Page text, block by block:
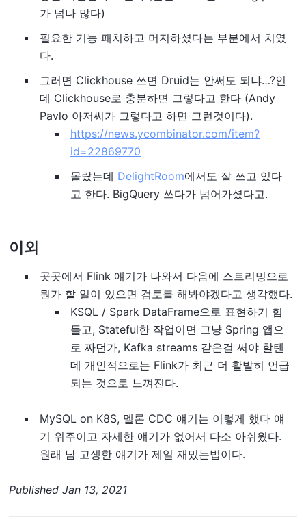
가 넘나 많다)
필요한 기능 패치하고 머지하셨다는 부분에서 치였
다.
그러면 Clickhouse 쓰면 Druid는 안써도 되냐…?인
데 Clickhouse로 충분하면 그렇다고 한다 (Andy
Pavlo 아저씨가 그렇다고 하면 그런것이다).
https://news.ycombinator.com/item?
id=22869770
몰랐는데 DelightRoom에서도 잘 쓰고 있다
고 한다. BigQuery 쓰다가 넘어가셨다고.
이외
곳곳에서 Flink 얘기가 나와서 다음에 스트리밍으로
뭔가 할 일이 있으면 검토를 해봐야겠다고 생각했다.
KSQL / Spark DataFrame으로 표현하기 힘
들고, Stateful한 작업이면 그냥 Spring 앱으
로 짜던가, Kafka streams 같은걸 써야 할텐
데 개인적으로는 Flink가 최근 더 활발히 언급
되는 것으로 느껴진다.
MySQL on K8S, 멜론 CDC 얘기는 이렇게 했다 얘
기 위주이고 자세한 얘기가 없어서 다소 아쉬웠다.
원래 남 고생한 얘기가 제일 재밌는법이다.
Published Jan 13, 2021